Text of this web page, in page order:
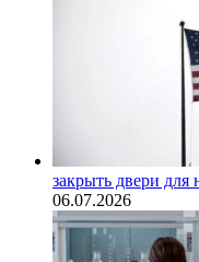
закрыть двери для
06.07.2026